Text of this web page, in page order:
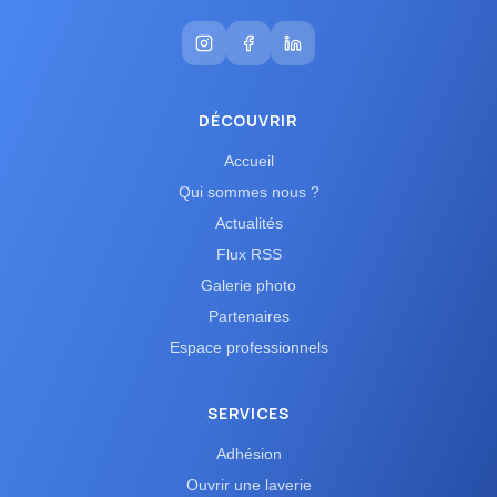
DÉCOUVRIR
Accueil
Qui sommes nous ?
Actualités
Flux RSS
Galerie photo
Partenaires
Espace professionnels
SERVICES
Adhésion
Ouvrir une laverie